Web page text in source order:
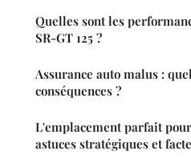
Quelles sont les
SR-GT 125 ?
Assurance auto malus :
conséquences ?
L'emplacement parfait
astuces stratégiques et